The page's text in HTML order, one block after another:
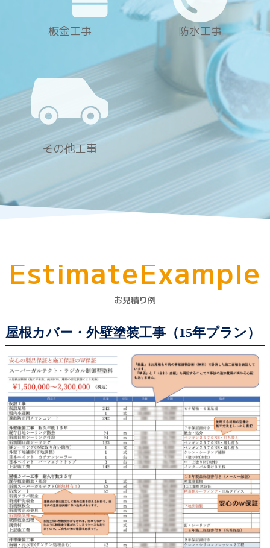
板金工事 防水工事
その他工事
EstimateExample
お見積り例
屋根カバー・外壁塗装工事（15年プラン）